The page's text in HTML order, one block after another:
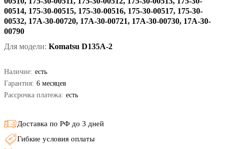
00514, 175-30-00515, 175-30-00516, 175-30-00517, 175-30-
00532, 17A-30-00720, 17A-30-00721, 17A-30-00730, 17A-30-
00790
Для модели: Komatsu D135A-2
Наличие: есть
Гарантия: 6 месяцев
Рассрочка платежа: есть
Доставка по РФ до 3 дней
Гибкие условия оплаты